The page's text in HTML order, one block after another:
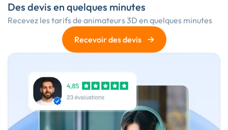
Des devis en quelques minutes
Recevez lestarifs de animateurs 3D en quelques minutes
Recevoir des devis
→